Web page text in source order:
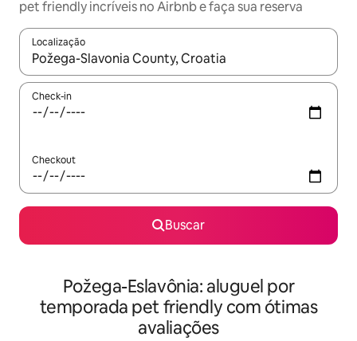
pet friendly incríveis no Airbnb e faça sua reserva
Localização
Quando os resultados estiverem disponíveis, explore-os
Check-in
Checkout
Buscar
Požega-Eslavônia: aluguel por
temporada pet friendly com ótimas
avaliações